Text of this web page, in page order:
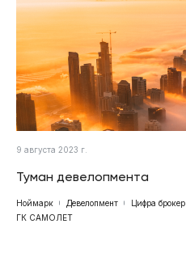
9 августа 2023 г.
Туман девелопмента
Ноймарк Девелопмент Цифра брокер
ГК САМОЛЕТ